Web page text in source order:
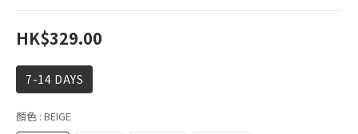
HK$329.00
7-14 DAYS
顏色 : BEIGE